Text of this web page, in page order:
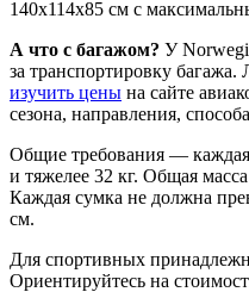
140х114х85 см с
А что с багажом? У
за транспортировку
изучить цены на сайте
сезона, направления,
Общие требования —
и тяжелее 32 кг. Общая
Каждая сумка не должна
см.
Для спортивных
Ориентируйтесь на